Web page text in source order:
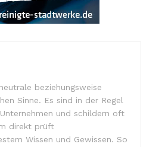
beziehungsweise
Sinne. Es sind in der Regel
und schildern oft
direkt prüft
Wissen und Gewissen. So